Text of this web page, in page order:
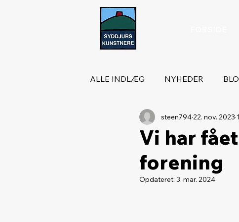
ALLE INDLÆG NYHEDER
Vi har
forening
steen794 22. nov. 2023
Opdateret: 3. mar. 2024